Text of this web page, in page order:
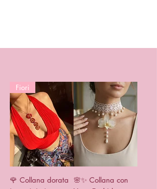
Fiori
🌹 Collana dorata
🌸✨ Collana con